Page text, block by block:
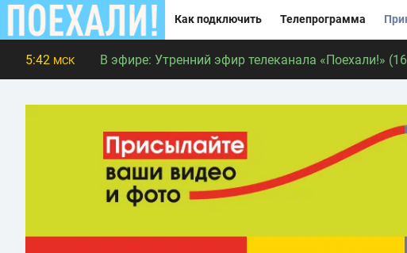
Как подключить Телепрограмма
5:42 МСК В эфире: Утренний эфир телеканала «Поехали!»